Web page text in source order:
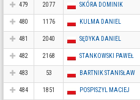
479 2077 SKÓRA DOMINIK
480 1176 KULMA DANIEL
481 2040 SĘDYKA DANIEL
482 2168 STANKOWSKI PAWEŁ
483 53 BARTNIK STANISŁAW
484 1851 POSPISZYL MACIEJ